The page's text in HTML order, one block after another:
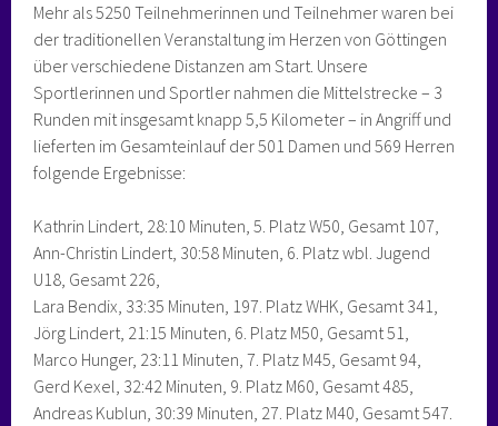
Mehr als 5250 Teilnehmerinnen und Teilnehmer waren bei
der traditionellen Veranstaltung im Herzen von Göttingen
über verschiedene Distanzen am Start. Unsere
Sportlerinnen und Sportler nahmen die Mittelstrecke – 3
Runden mit insgesamt knapp 5,5 Kilometer – in Angriff und
lieferten im Gesamteinlauf der 501 Damen und 569 Herren
folgende Ergebnisse:
Kathrin Lindert, 28:10 Minuten, 5. Platz W50, Gesamt 107,
Ann-Christin Lindert, 30:58 Minuten, 6. Platz wbl. Jugend
U18, Gesamt 226,
Lara Bendix, 33:35 Minuten, 197. Platz WHK, Gesamt 341,
Jörg Lindert, 21:15 Minuten, 6. Platz M50, Gesamt 51,
Marco Hunger, 23:11 Minuten, 7. Platz M45, Gesamt 94,
Gerd Kexel, 32:42 Minuten, 9. Platz M60, Gesamt 485,
Andreas Kublun, 30:39 Minuten, 27. Platz M40, Gesamt 547.